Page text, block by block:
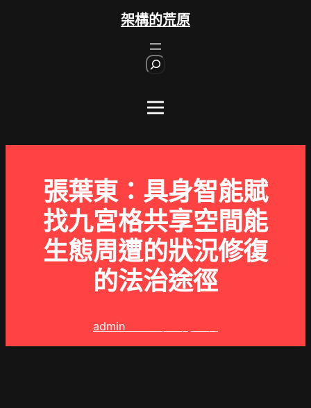
架構的荒原
張葉東：具身智能賦
找九宮格共享空間能
生態周遭的狀況修復
的法治途徑
admin